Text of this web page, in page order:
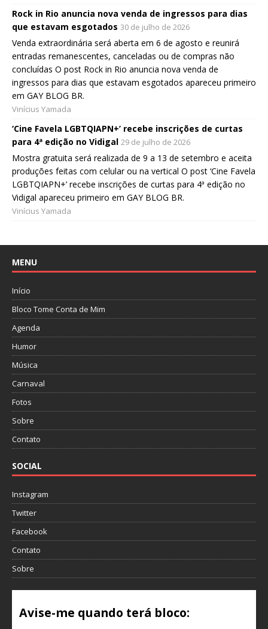
Rock in Rio anuncia nova venda de ingressos para dias
que estavam esgotados 30 de julho de 2026
Venda extraordinária será aberta em 6 de agosto e reunirá
entradas remanescentes, canceladas ou de compras não
concluídas O post Rock in Rio anuncia nova venda de
ingressos para dias que estavam esgotados apareceu primeiro
em GAY BLOG BR.
Vinícius Yamada
‘Cine Favela LGBTQIAPN+’ recebe inscrições de curtas
para 4ª edição no Vidigal 29 de julho de 2026
Mostra gratuita será realizada de 9 a 13 de setembro e aceita
produções feitas com celular ou na vertical O post ‘Cine Favela
LGBTQIAPN+’ recebe inscrições de curtas para 4ª edição no
Vidigal apareceu primeiro em GAY BLOG BR.
Vinícius Yamada
MENU
Início
Bloco Tome Conta de Mim
Agenda
Humor
Música
Carnaval
Fotos
Sobre
Contato
SOCIAL
Instagram
Twitter
Facebook
Contato
Sobre
Avise-me quando terá bloco: